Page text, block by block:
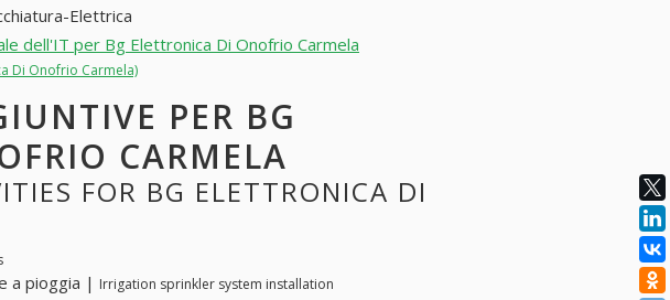
Elettrica
dell'IT per Bg Elettronica Di Onofrio Carmela
Di Onofrio Carmela)
PER BG
CARMELA
FOR BG ELETTRONICA DI
a pioggia | Irrigation sprinkler system installation